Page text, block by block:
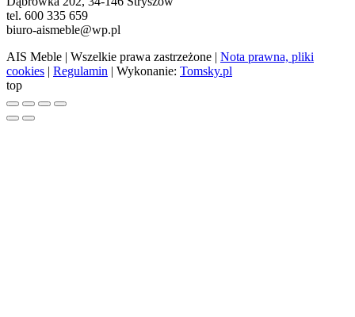
tel. 600 335 659
biuro-aismeble@wp.pl
AIS Meble | Wszelkie prawa zastrzeżone | Nota prawna, pliki
cookies | Regulamin | Wykonanie: Tomsky.pl
top